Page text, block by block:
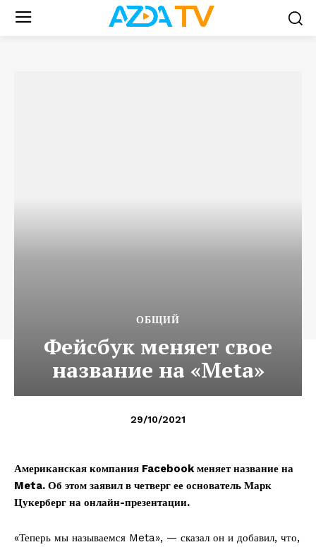
ОБЩИЙ
Фейсбук меняет свое
название на «Meta»
29/10/2021
Американская компания Facebook меняет название на
Meta. Об этом заявил в четверг ее основатель Марк
Цукерберг на онлайн-презентации.
«Теперь мы называемся Meta», — сказал он и добавил, что,